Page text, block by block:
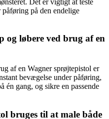
på den endelige
løbere ved brug af en
af en Wagner sprøjtepistol er
bevægelse under påføring,
én gang, og sikre en passende
bruges til at male både